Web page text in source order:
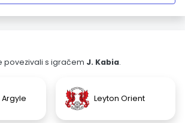
povezivali s igračem J. Kabia.
Leyton Orient